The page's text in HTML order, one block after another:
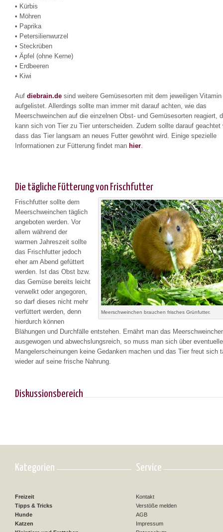
• Kürbis
• Möhren
• Paprika
• Petersilienwurzel
• Steckrüben
• Äpfel (ohne Kerne)
• Erdbeeren
• Kiwi
Auf diebrain.de sind weitere Gemüsesorten mit dem jeweiligen Vitamin
aufgelistet. Allerdings sollte man immer mit darauf achten, wie das
Meerschweinchen auf die einzelnen Obst- und Gemüsesorten reagiert,
kann sich von Tier zu Tier unterscheiden. Zudem sollte darauf geachtet
dass das Tier langsam an neues Futter gewöhnt wird. Einige spezielle
Informationen zur Fütterung findet man hier
Die tägliche Fütterung von Frischfutter
Meerschweinchen brauchen frisches Grünfutter.
Frischfutter sollte dem
Meerschweinchen täglich
angeboten werden. Vor
allem während der
warmen Jahreszeit sollte
das Frischfutter jedoch
eher am Abend gefüttert
werden. Ist das Obst bzw.
das Gemüse bereits leicht
verwelkt oder angegoren,
so darf dieses nicht mehr
verfüttert werden, denn
hierdurch können
Blähungen und Durchfälle entstehen. Ernährt man das
ausgewogen und abwechslungsreich, so muss man sich über eventuelle
Mangelerscheinungen keine Gedanken machen und das Tier freut sich
wieder auf seine frische Nahrung.
Diskussionsbereich
Kategorien
Freizeit
Tipps & Tricks
Hunde
Katzen
Service
Kontakt
Verstöße melden
AGB
Impressum